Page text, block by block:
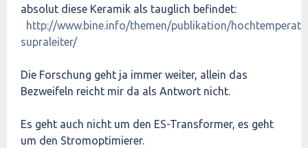
absolut diese Keramik als tauglich befindet:
http://www.bine.info/themen/publikation/
supraleiter/
Die Forschung geht ja immer weiter, allein das
Bezweifeln reicht mir da als Antwort nicht.
Es geht auch nicht um den ES-Transformer, es geht
um den Stromoptimierer.